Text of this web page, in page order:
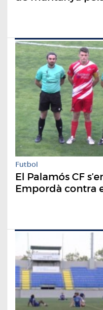
Futbol
El Palamós CF
Empordà contra